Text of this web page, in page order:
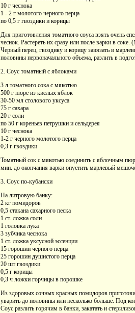
10 г чеснока
1 - 2 г молотого черного перца
по 0,5 г гвоздики и корицы
Для приготовления томатного соуса взять очень
чеснок. Растереть их сразу или после варки в
Черный перец, гвоздику и корицу завязать в
половины первоначального объема, разлить в
2. Соус томатный с яблоками
З л томатного сока с мякотью
500 г пюре из кислых яблок
30-50 мл столового уксуса
75 г сахара
20 г соли
по 50 г кореньев петрушки и сельдерея
10 г чеснока
1-2 г черного молотого перца
0,3 г гвоздики
Томатный сок с мякотью соединить с яблочным
мин. до окончания варки опустить марлевый
3. Соус по-кубански
На литровую банку:
2 кг помидоров
0,5 стакана сахарного песка
1 ст. ложка соли
1 головка лука
3 зубчика чеснока
1 ст. ложка уксусной эссенции
15 горошин черного перца
25 горошин душистого перца
20 шт гвоздики
0,5 г корицы
0,3 ч ложки горчицы в порошке
Из здоровых сочных красных помидоров
уварить до половины или несколько больше. Под
Соус разлить горячим в банки, закатать и